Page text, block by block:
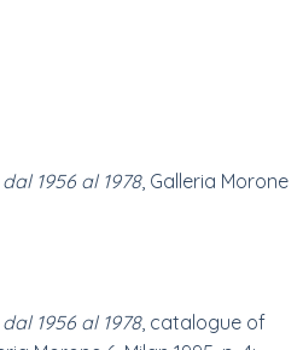
1956 al 1978, Galleria Morone
1956 al 1978, catalogue of